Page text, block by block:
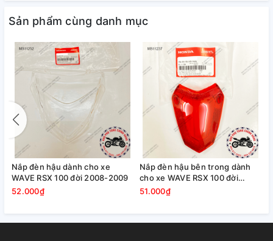
Sản phẩm cùng danh mục
Nắp đèn hậu dành cho xe
WAVE RSX 100 đời 2008-2009
52.000₫
Nắp đèn hậu bên trong dành
cho xe WAVE RSX 100 đời
2008-2009
51.000₫